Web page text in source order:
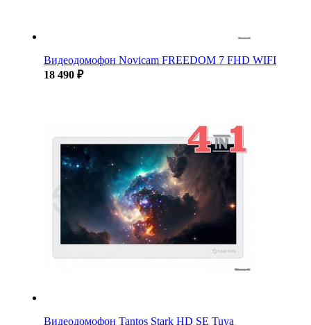
Видеодомофон Novicam FREEDOM 7 FHD WIFI
18 490 ₽
Видеодомофон Tantos Stark HD SE Tuya